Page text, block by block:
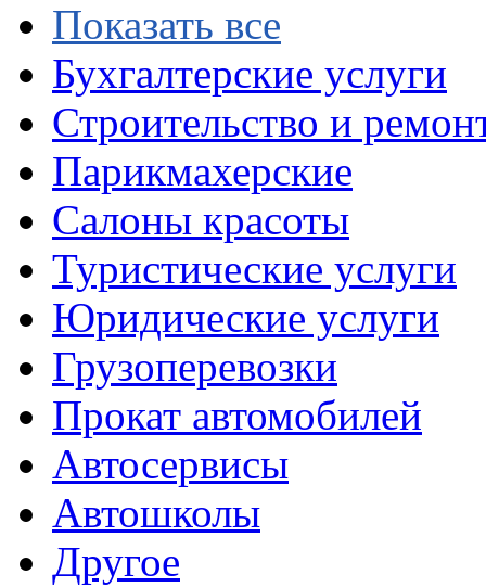
Показать все
Бухгалтерские услуги
Строительство и
Парикмахерские
Салоны красоты
Туристические услуги
Юридические услуги
Грузоперевозки
Прокат автомобилей
Автосервисы
Автошколы
Другое